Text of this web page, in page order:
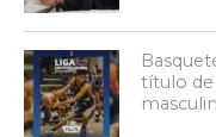
título de